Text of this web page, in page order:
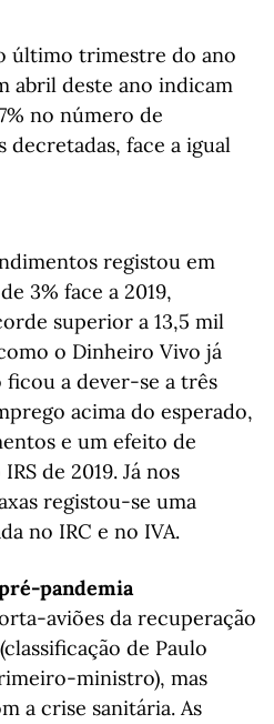
último trimestre do ano
abril deste ano indicam
no número de
decretadas, face a igual
registou em
3% face a 2019,
superior a 13,5 mil
o Dinheiro Vivo já
a dever-se a três
acima do esperado,
e um efeito de
de 2019. Já nos
registou-se uma
no IRC e no IVA.
pandemia
aviões da recuperação
de Paulo
ministro), mas
a crise sanitária. As